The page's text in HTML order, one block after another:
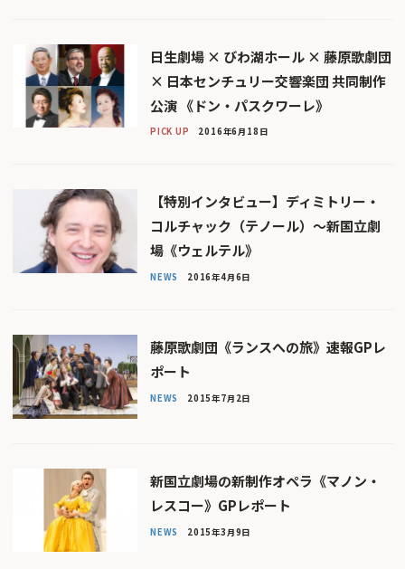
日生劇場 × びわ湖ホール × 藤原歌劇団
× 日本センチュリー交響楽団 共同制作
公演 《ドン・パスクワーレ》
PICK UP 2016年6月18日
【特別インタビュー】ディミトリー・
コルチャック（テノール）〜新国立劇
場《ウェルテル》
NEWS 2016年4月6日
藤原歌劇団《ランスへの旅》速報GPレ
ポート
NEWS 2015年7月2日
新国立劇場の新制作オペラ《マノン・
レスコー》GPレポート
NEWS 2015年3月9日